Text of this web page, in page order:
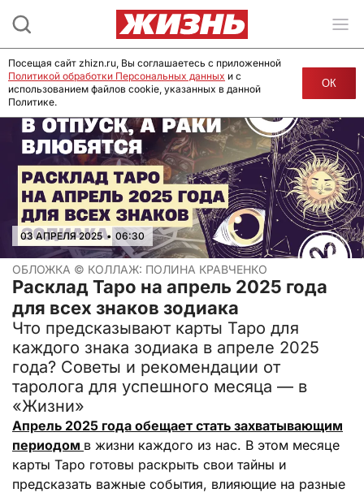
03 АПРЕЛЯ 2025 • 06:30
ОБЛОЖКА © КОЛЛАЖ: ПОЛИНА КРАВЧЕНКО
Расклад Таро на апрель 2025 года
для всех знаков зодиака
Что предсказывают карты Таро для
каждого знака зодиака в апреле 2025
года? Советы и рекомендации от
таролога для успешного месяца — в
«Жизни»
Апрель 2025 года обещает стать захватывающим
периодом в жизни каждого из нас. В этом месяце
карты Таро готовы раскрыть свои тайны и
предсказать важные события, влияющие на разные
Посещая сайт zhizn.ru, Вы соглашаетесь с приложенной
Политикой обработки Персональных данных и с
использованием файлов cookie, указанных в данной
Политике.
ОК